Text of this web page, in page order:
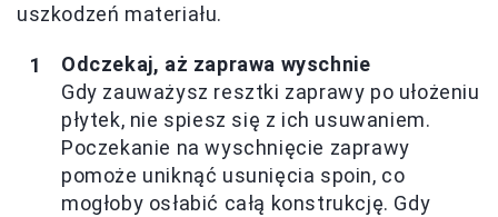
uszkodzeń materiału.
Odczekaj, aż zaprawa wyschnie
Gdy zauważysz resztki zaprawy po ułożeniu
płytek, nie spiesz się z ich usuwaniem.
Poczekanie na wyschnięcie zaprawy
pomoże uniknąć usunięcia spoin, co
mogłoby osłabić całą konstrukcję. Gdy